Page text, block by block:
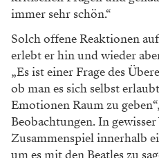
immer sehr schön.“
Solch offene Reaktionen
erlebt er hin und wieder
„Es ist einer Frage des
ob man es sich selbst
Emotionen Raum zu
Beobachtungen. In
Zusammenspiel innerhalb
um es mit den Beatles zu